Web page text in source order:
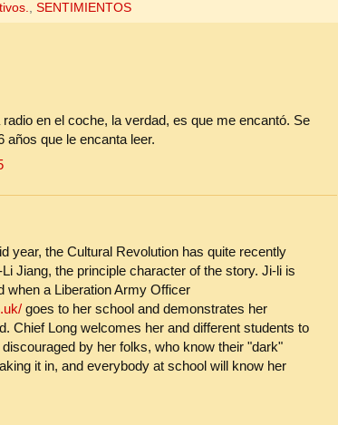
, SENTIMIENTOS
en el coche, la verdad, es que me encantó. Se
años que le encanta leer.
year, the Cultural Revolution has quite recently
Jiang, the principle character of the story. Ji-li is
when a Liberation Army Officer
goes to her school and demonstrates her
Chief Long welcomes her and different students to
by her folks, who know their "dark"
it in, and everybody at school will know her